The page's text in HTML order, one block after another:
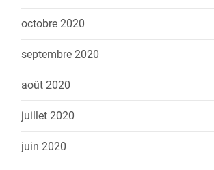
octobre 2020
septembre 2020
août 2020
juillet 2020
juin 2020